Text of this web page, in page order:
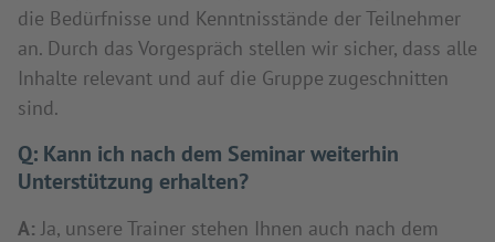
die Bedürfnisse und Kenntnisstände der Teilnehmer
an. Durch das Vorgespräch stellen wir sicher, dass alle
Inhalte relevant und auf die Gruppe zugeschnitten
sind.
Q: Kann ich nach dem Seminar weiterhin
Unterstützung erhalten?
A: Ja, unsere Trainer stehen Ihnen auch nach dem